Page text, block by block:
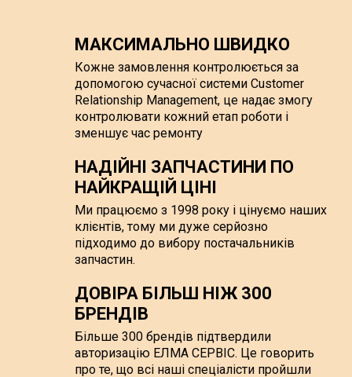
МАКСИМАЛЬНО ШВИДКО
Кожне замовлення контролюється за
допомогою сучасної системи Customer
Relationship Management, це надає змогу
контролювати кожний етап роботи і
зменшує час ремонту
НАДІЙНІ ЗАПЧАСТИНИ ПО
НАЙКРАЩІЙ ЦІНІ
Ми працюємо з 1998 року і цінуємо наших
клієнтів, тому ми дуже серйозно
підходимо до вибору постачальників
запчастин.
ДОВІРА БІЛЬШ НІЖ 300
БРЕНДІВ
Більше 300 брендів підтвердили
авторизацію ЕЛМА СЕРВІС. Це говорить
про те, що всі наші спеціалісти пройшли